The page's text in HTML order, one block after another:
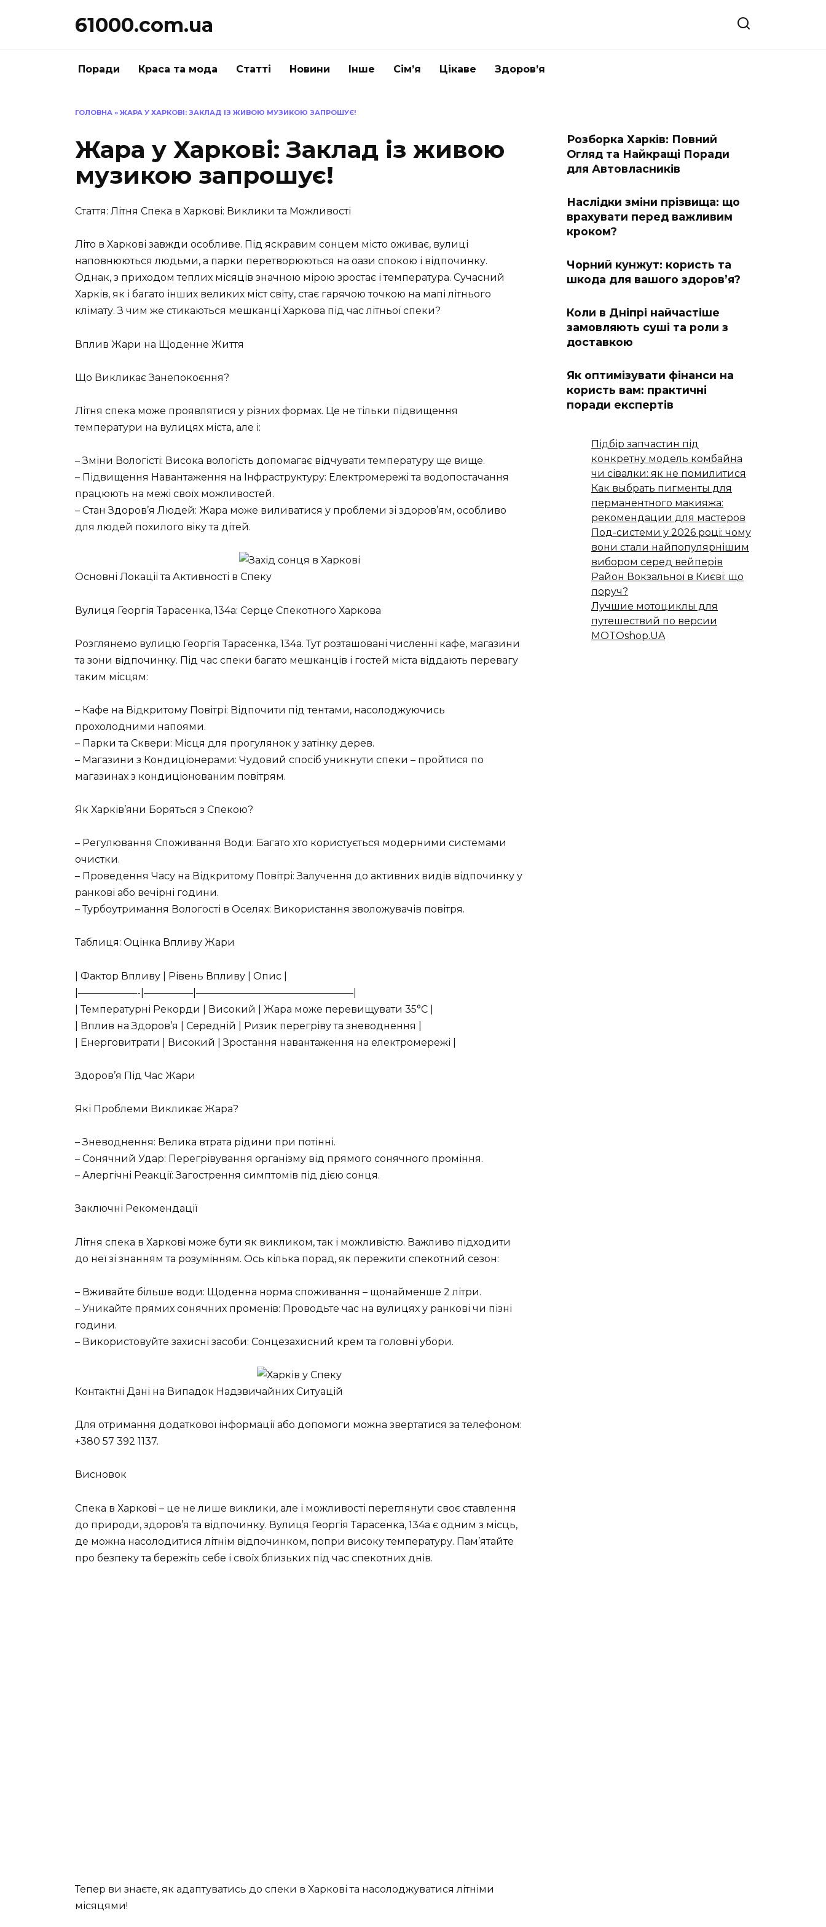
61000.com.ua
Поради Краса та мода Статті Новини Інше Сім’я Цікаве Здоров’я
ГОЛОВНА » ЖАРА У ХАРКОВІ: ЗАКЛАД ІЗ ЖИВОЮ МУЗИКОЮ ЗАПРОШУЄ!
Жара у Харкові: Заклад із живою
музикою запрошує!
Стаття: Літня Спека в Харкові: Виклики та Можливості
Літо в Харкові завжди особливе. Під яскравим сонцем місто оживає, вулиці
наповнюються людьми, а парки перетворюються на оази спокою і відпочинку.
Однак, з приходом теплих місяців значною мірою зростає і температура. Сучасний
Харків, як і багато інших великих міст світу, стає гарячою точкою на мапі літнього
клімату. З чим же стикаються мешканці Харкова під час літньої спеки?
Вплив Жари на Щоденне Життя
Що Викликає Занепокоєння?
Літня спека може проявлятися у різних формах. Це не тільки підвищення
температури на вулицях міста, але і:
– Зміни Вологісті: Висока вологість допомагає відчувати температуру ще вище.
– Підвищення Навантаження на Інфраструктуру: Електромережі та водопостачання
працюють на межі своїх можливостей.
– Стан Здоров’я Людей: Жара може виливатися у проблеми зі здоров’ям, особливо
для людей похилого віку та дітей.
Основні Локації та Активності в Спеку
Вулиця Георгія Тарасенка, 134a: Серце Спекотного Харкова
Розглянемо вулицю Георгія Тарасенка, 134a. Тут розташовані численні кафе, магазини
та зони відпочинку. Під час спеки багато мешканців і гостей міста віддають перевагу
таким місцям:
– Кафе на Відкритому Повітрі: Відпочити під тентами, насолоджуючись
прохолодними напоями.
– Парки та Сквери: Місця для прогулянок у затінку дерев.
– Магазини з Кондиціонерами: Чудовий спосіб уникнути спеки – пройтися по
магазинах з кондиціонованим повітрям.
Як Харків’яни Боряться з Спекою?
– Регулювання Споживання Води: Багато хто користується модерними системами
очистки.
– Проведення Часу на Відкритому Повітрі: Залучення до активних видів відпочинку у
ранкові або вечірні години.
– Турбоутримання Вологості в Оселях: Використання зволожувачів повітря.
Таблиця: Оцінка Впливу Жари
| Фактор Впливу | Рівень Впливу | Опис |
|——————-|—————|————————————————|
| Температурні Рекорди | Високий | Жара може перевищувати 35°C |
| Вплив на Здоров’я | Середній | Ризик перегріву та зневоднення |
| Енерговитрати | Високий | Зростання навантаження на електромережі |
Здоров’я Під Час Жари
Які Проблеми Викликає Жара?
– Зневоднення: Велика втрата рідини при потінні.
– Сонячний Удар: Перегрівування організму від прямого сонячного проміння.
– Алергічні Реакції: Загострення симптомів під дією сонця.
Заключні Рекомендації
Літня спека в Харкові може бути як викликом, так і можливістю. Важливо підходити
до неї зі знанням та розумінням. Ось кілька порад, як пережити спекотний сезон:
– Вживайте більше води: Щоденна норма споживання – щонайменше 2 літри.
– Уникайте прямих сонячних променів: Проводьте час на вулицях у ранкові чи пізні
години.
– Використовуйте захисні засоби: Сонцезахисний крем та головні убори.
Контактні Дані на Випадок Надзвичайних Ситуацій
Для отримання додаткової інформації або допомоги можна звертатися за телефоном:
+380 57 392 1137.
Висновок
Спека в Харкові – це не лише виклики, але і можливості переглянути своє ставлення
до природи, здоров’я та відпочинку. Вулиця Георгія Тарасенка, 134a є одним з місць,
де можна насолодитися літнім відпочинком, попри високу температуру. Пам’ятайте
про безпеку та бережіть себе і своїх близьких під час спекотних днів.
Тепер ви знаєте, як адаптуватись до спеки в Харкові та насолоджуватися літніми
місяцями!
Розборка Харків: Повний
Огляд та Найкращі Поради
для Автовласників
Наслідки зміни прізвища: що
врахувати перед важливим
кроком?
Чорний кунжут: користь та
шкода для вашого здоров’я?
Коли в Дніпрі найчастіше
замовляють суші та роли з
доставкою
Як оптимізувати фінанси на
користь вам: практичні
поради експертів
Підбір запчастин під
конкретну модель комбайна
чи сівалки: як не помилитися
Как выбрать пигменты для
перманентного макияжа:
рекомендации для мастеров
Под-системи у 2026 році: чому
вони стали найпопулярнішим
вибором серед вейперів
Район Вокзальної в Києві: що
поруч?
Лучшие мотоциклы для
путешествий по версии
MOTOshop.UA